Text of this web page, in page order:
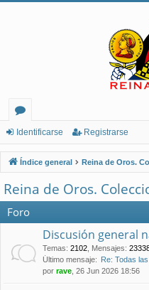
or
os
Identificarse Registrarse
Índice general Reina de Oros.
Reina de Oros.
Foro
Discusión general
Temas: 2102 Mensajes:
Último mensaje: Re: Todas
por rave , 26 Jun 2026 18:56